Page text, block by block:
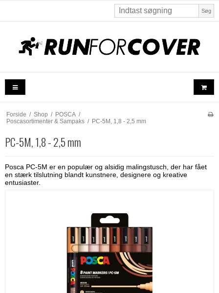
Søg
Forside / Shop / POSCA /
Poscasortimenter & Sampaks / PC-5M, 1,8 - 2,5 mm
PC-5M, 1,8 - 2,5 mm
Posca PC-5M er en populær og alsidig malingstusch, der har fået
en stærk tilslutning blandt kunstnere, designere og kreative
entusiaster.